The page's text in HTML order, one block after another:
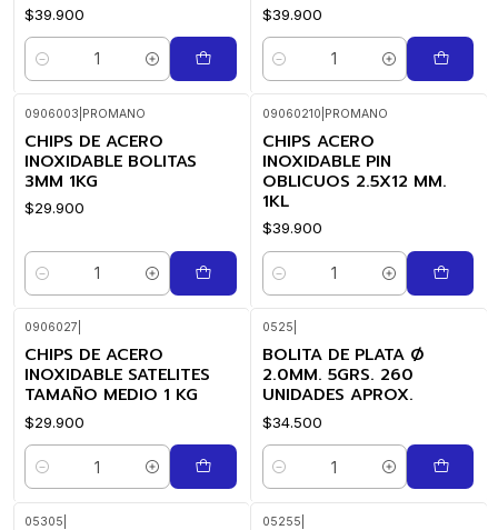
$39.900
Cantidad
$39.900
Cantidad
0906003 PROMANO
CHIPS DE ACERO
INOXIDABLE BOLITAS
3MM 1KG
$29.900
Cantidad
09060210 PROMANO
CHIPS ACERO
INOXIDABLE PIN
OBLICUOS 2.5X12 MM.
1KL
$39.900
Cantidad
0906027
CHIPS DE ACERO
INOXIDABLE SATELITES
TAMAÑO MEDIO 1 KG
$29.900
Cantidad
0525
BOLITA DE PLATA Ø
2.0MM. 5GRS. 260
UNIDADES APROX.
$34.500
Cantidad
05305 05255